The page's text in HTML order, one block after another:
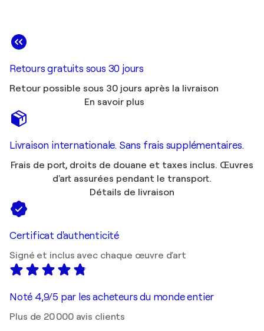
Retours gratuits sous 30 jours
Retour possible sous 30 jours après la livraison
En savoir plus
Livraison internationale. Sans frais supplémentaires.
Frais de port, droits de douane et taxes inclus. Œuvres
d'art assurées pendant le transport.
Détails de livraison
Certificat d'authenticité
Signé et inclus avec chaque œuvre d'art
Noté 4,9/5 par les acheteurs du monde entier
Plus de 20 000 avis clients